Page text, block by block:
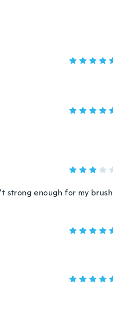
strong enough for my brush